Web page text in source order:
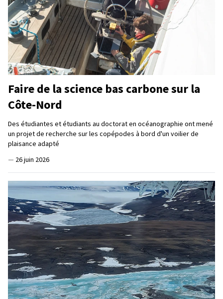
Faire de la science bas carbone sur la
Côte-Nord
Des étudiantes et étudiants au doctorat en océanographie ont mené
un projet de recherche sur les copépodes à bord d'un voilier de
plaisance adapté
— 26 juin 2026